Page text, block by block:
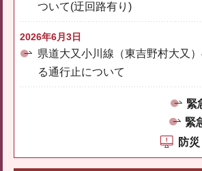
ついて(迂回路有り)
2026年6月3日
県道大又小川線（東吉野村大又
る通行止について
緊
緊
防